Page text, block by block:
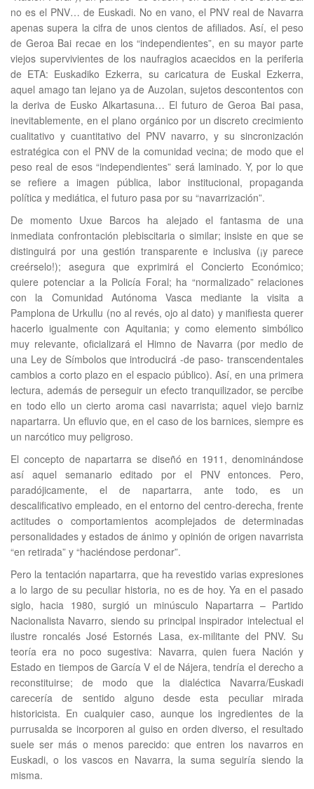
no es el PNV… de Euskadi. No en vano, el PNV real de Navarra
apenas supera la cifra de unos cientos de afiliados. Así, el peso
de Geroa Bai recae en los “independientes”, en su mayor parte
viejos supervivientes de los naufragios acaecidos en la periferia
de ETA: Euskadiko Ezkerra, su caricatura de Euskal Ezkerra,
aquel amago tan lejano ya de Auzolan, sujetos descontentos con
la deriva de Eusko Alkartasuna… El futuro de Geroa Bai pasa,
inevitablemente, en el plano orgánico por un discreto crecimiento
cualitativo y cuantitativo del PNV navarro, y su sincronización
estratégica con el PNV de la comunidad vecina; de modo que el
peso real de esos “independientes” será laminado. Y, por lo que
se refiere a imagen pública, labor institucional, propaganda
política y mediática, el futuro pasa por su “navarrización”.
De momento Uxue Barcos ha alejado el fantasma de una
inmediata confrontación plebiscitaria o similar; insiste en que se
distinguirá por una gestión transparente e inclusiva (¡y parece
creérselo!); asegura que exprimirá el Concierto Económico;
quiere potenciar a la Policía Foral; ha “normalizado” relaciones
con la Comunidad Autónoma Vasca mediante la visita a
Pamplona de Urkullu (no al revés, ojo al dato) y manifiesta querer
hacerlo igualmente con Aquitania; y como elemento simbólico
muy relevante, oficializará el Himno de Navarra (por medio de
una Ley de Símbolos que introducirá -de paso- transcendentales
cambios a corto plazo en el espacio público). Así, en una primera
lectura, además de perseguir un efecto tranquilizador, se percibe
en todo ello un cierto aroma casi navarrista; aquel viejo barniz
napartarra. Un efluvio que, en el caso de los barnices, siempre es
un narcótico muy peligroso.
El concepto de napartarra se diseñó en 1911, denominándose
así aquel semanario editado por el PNV entonces. Pero,
paradójicamente, el de napartarra, ante todo, es un
descalificativo empleado, en el entorno del centro-derecha, frente
actitudes o comportamientos acomplejados de determinadas
personalidades y estados de ánimo y opinión de origen navarrista
“en retirada” y “haciéndose perdonar”.
Pero la tentación napartarra, que ha revestido varias expresiones
a lo largo de su peculiar historia, no es de hoy. Ya en el pasado
siglo, hacia 1980, surgió un minúsculo Napartarra – Partido
Nacionalista Navarro, siendo su principal inspirador intelectual el
ilustre roncalés José Estornés Lasa, ex-militante del PNV. Su
teoría era no poco sugestiva: Navarra, quien fuera Nación y
Estado en tiempos de García V el de Nájera, tendría el derecho a
reconstituirse; de modo que la dialéctica Navarra/Euskadi
carecería de sentido alguno desde esta peculiar mirada
historicista. En cualquier caso, aunque los ingredientes de la
purrusalda se incorporen al guiso en orden diverso, el resultado
suele ser más o menos parecido: que entren los navarros en
Euskadi, o los vascos en Navarra, la suma seguiría siendo la
misma.